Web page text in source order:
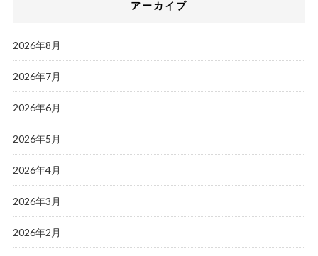
アーカイブ
2026年8月
2026年7月
2026年6月
2026年5月
2026年4月
2026年3月
2026年2月